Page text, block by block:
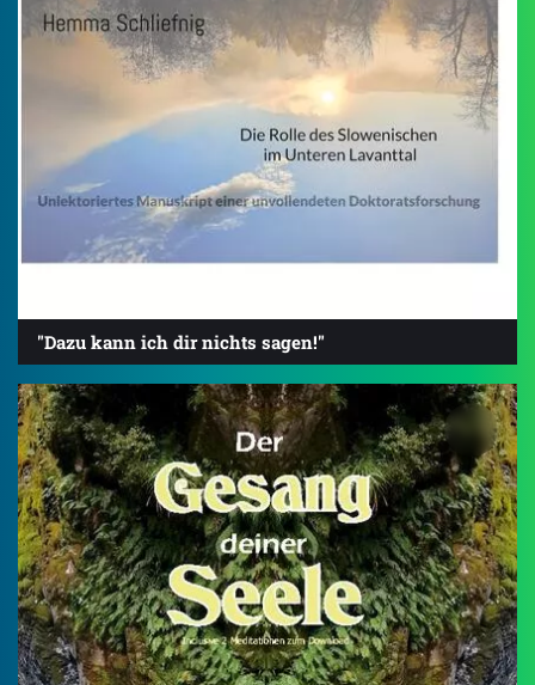
"Dazu kann ich dir nichts sagen!"